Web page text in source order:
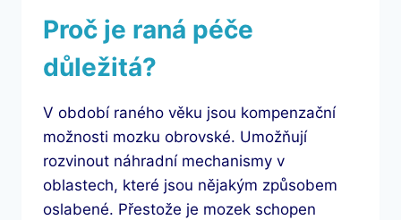
Proč je raná péče
důležitá?
V období raného věku jsou kompenzační
možnosti mozku obrovské. Umožňují
rozvinout náhradní mechanismy v
oblastech, které jsou nějakým způsobem
oslabené. Přestože je mozek schopen